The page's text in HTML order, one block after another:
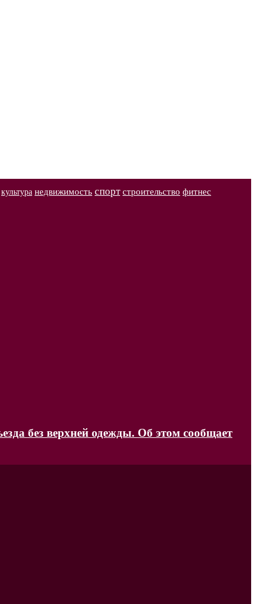
культура недвижимость спорт строительство фитнес
без верхней одежды. Об этом сообщает